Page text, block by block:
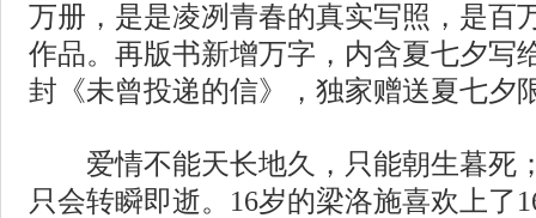
万册，是是凌冽青春的真实写照，是百
作品。再版书新增万字，内含夏七夕写
封《未曾投递的信》，独家赠送夏七夕
爱情不能天长地久，只能朝生暮死
只会转瞬即逝。16岁的梁洛施喜欢上了